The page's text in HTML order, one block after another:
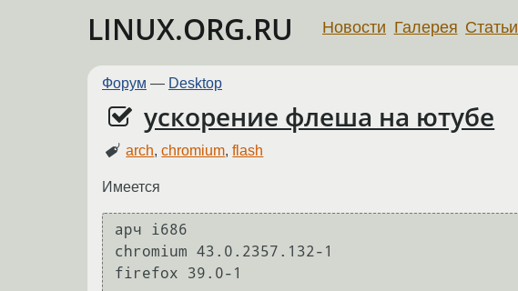
LINUX.ORG.RU Новости Галерея Статьи
Форум — Desktop
ускорение флеша на ютубе
arch,chromium,flash
Имеется
арч i686
chromium 43.0.2357.132-1
firefox 39.0-1